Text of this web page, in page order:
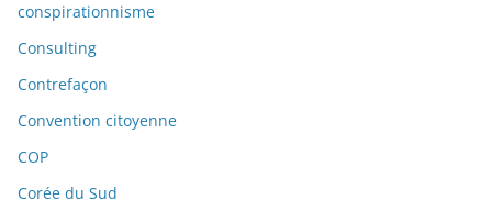
conspirationnisme
Consulting
Contrefaçon
Convention citoyenne
COP
Corée du Sud